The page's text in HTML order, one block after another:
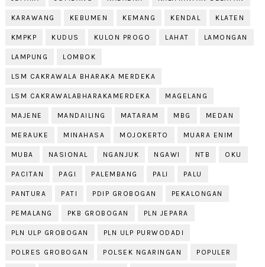
KARAWANG KEBUMEN KEMANG KENDAL KLATEN
KMPKP KUDUS KULON PROGO LAHAT LAMONGAN
LAMPUNG LOMBOK
LSM CAKRAWALA BHARAKA MERDEKA
LSM CAKRAWALABHARAKAMERDEKA MAGELANG
MAJENE MANDAILING MATARAM MBG MEDAN
MERAUKE MINAHASA MOJOKERTO MUARA ENIM
MUBA NASIONAL NGANJUK NGAWI NTB OKU
PACITAN PAGI PALEMBANG PALI PALU
PANTURA PATI PDIP GROBOGAN PEKALONGAN
PEMALANG PKB GROBOGAN PLN JEPARA
PLN ULP GROBOGAN PLN ULP PURWODADI
POLRES GROBOGAN POLSEK NGARINGAN POPULER